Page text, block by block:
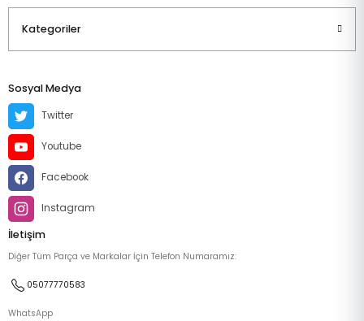
Kategoriler
Sosyal Medya
Twitter
Youtube
Facebook
Instagram
İletişim
Diğer Tüm Parça ve Markalar İçin Telefon Numaramız:
05077770583
WhatsApp